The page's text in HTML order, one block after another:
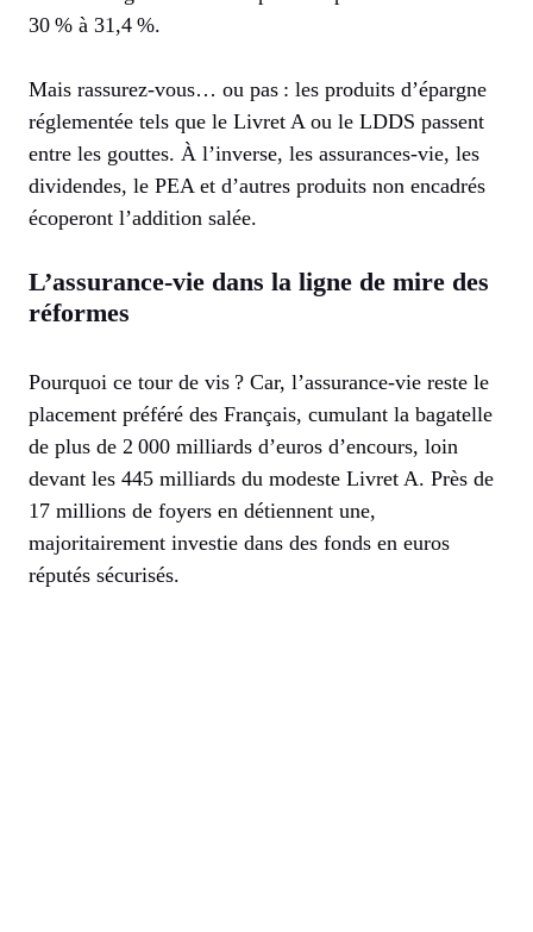
30 % à 31,4 %.
Mais rassurez-vous… ou pas : les produits d’épargne
réglementée tels que le Livret A ou le LDDS passent
entre les gouttes. À l’inverse, les assurances-vie, les
dividendes, le PEA et d’autres produits non encadrés
écoperont l’addition salée.
L’assurance-vie dans la ligne de mire des
réformes
Pourquoi ce tour de vis ? Car, l’assurance-vie reste le
placement préféré des Français, cumulant la bagatelle
de plus de 2 000 milliards d’euros d’encours, loin
devant les 445 milliards du modeste Livret A. Près de
17 millions de foyers en détiennent une,
majoritairement investie dans des fonds en euros
réputés sécurisés.